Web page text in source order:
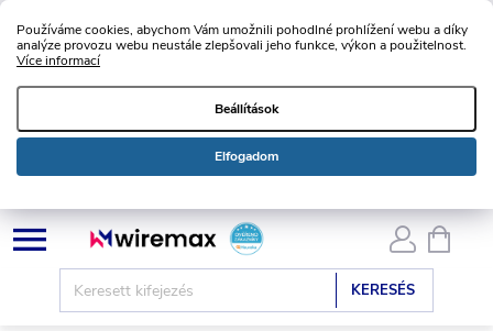
Používáme cookies, abychom Vám umožnili pohodlné prohlížení webu a díky
analýze provozu webu neustále zlepšovali jeho funkce, výkon a použitelnost.
Více informací
Beállítások
Elfogadom
Ugrás
KERESÉS